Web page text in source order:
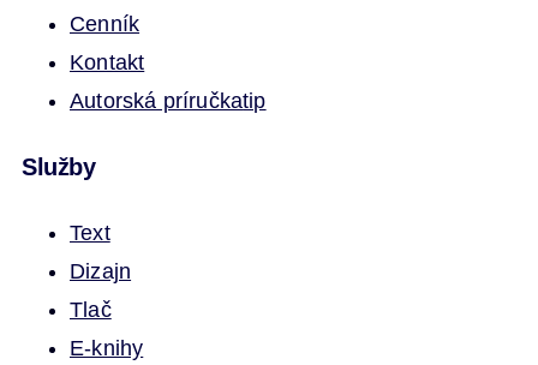
Cenník
Kontakt
Autorská príručkatip
Služby
Text
Dizajn
Tlač
E-knihy